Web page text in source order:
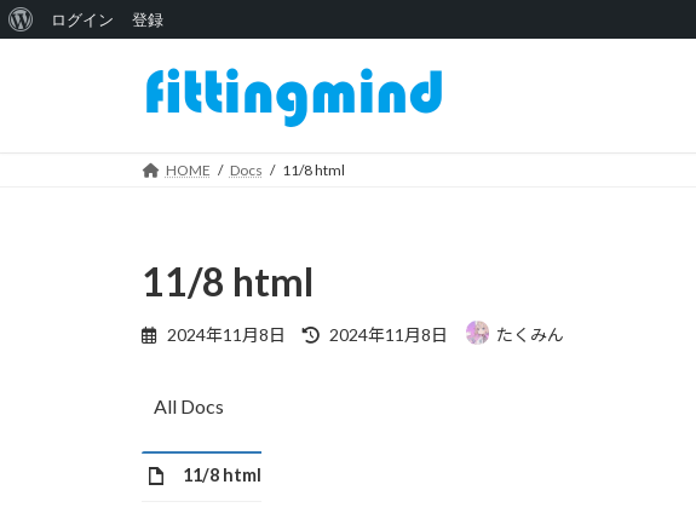
WordPress
ログイン 登録
HOME Docs 11/8 html
11/8 html
2024年11月8日
最
2024年11月8日 たくみん
All Docs
11/8 html